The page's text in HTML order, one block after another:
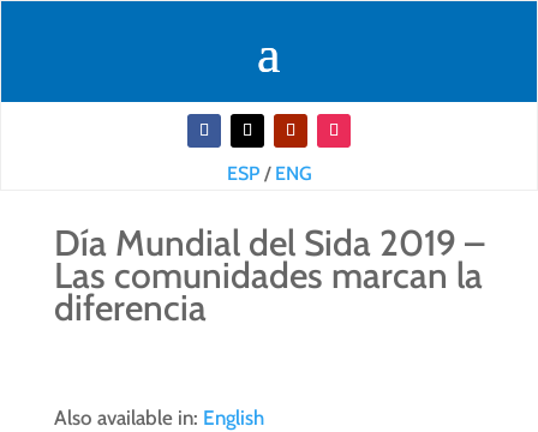
ESP/ ENG
Día Mundial del Sida 2019 –
Las comunidades marcan la
diferencia
Also available in: English